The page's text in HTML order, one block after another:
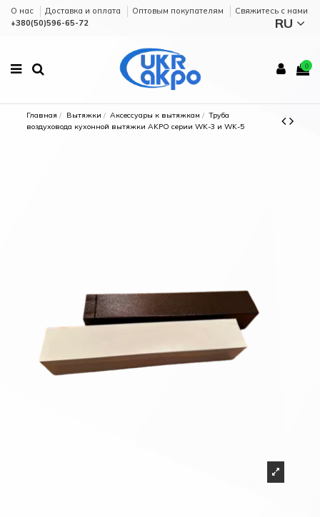
О нас Доставка и оплата Оптовым покупателям
Cвяжитесь с нами
+380(50)596-65-72
RU
0
Главная Вытяжки Аксессуары к вытяжкам
Труба
воздуховода кухонной вытяжки AKPO серии WK-3 и WK-5